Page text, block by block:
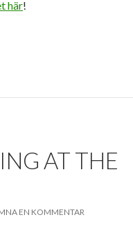
här!
AT THE
EN KOMMENTAR